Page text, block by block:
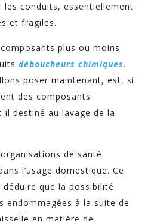
les conduits, essentiellement
et fragiles.
plus ou moins
déboucheurs chimiques.
poser maintenant, est, si
des composants
destiné au lavage de la
de santé
l’usage domestique. Ce
que la possibilité
endommagées à la suite de